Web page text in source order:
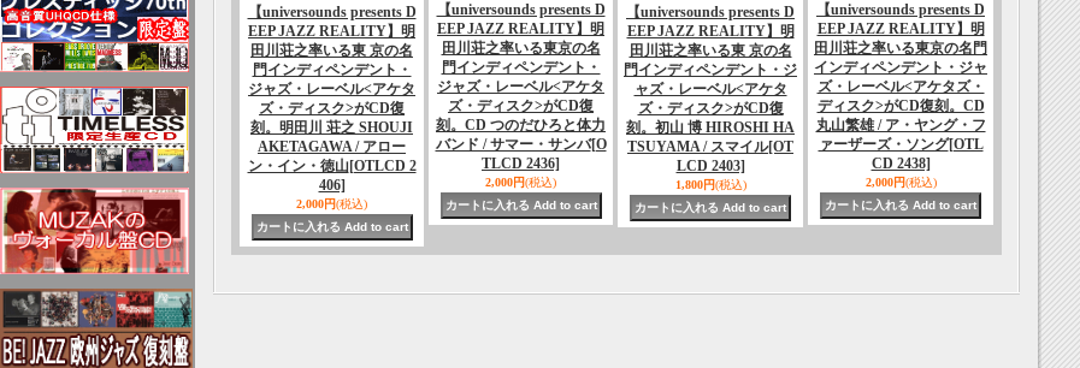
【universounds presents D
EEP JAZZ REALITY】明
田川荘之率いる東 京の名
門インディペンデント・
ジャズ・レーベル<アケタ
ズ・ディスク>がCD復
刻。明田川 荘之 SHOUJI
AKETAGAWA / アロー
ン・イン・徳山[OTLCD 2
406]
2,000円(税込)
【universounds presents D
EEP JAZZ REALITY】明
田川荘之率いる東京の名
門インディペンデント・
ジャズ・レーベル<アケタ
ズ・ディスク>がCD復
刻。CD つのだひろと体力
バンド / サマー・サンバ[O
TLCD 2436]
2,000円(税込)
【universounds presents D
EEP JAZZ REALITY】明
田川荘之率いる東 京の名
門インディペンデント・ジ
ャズ・レーベル<アケタ
ズ・ディスク>がCD復
刻。初山 博 HIROSHI HA
TSUYAMA / スマイル[OT
LCD 2403]
1,800円(税込)
【universounds presents D
EEP JAZZ REALITY】明
田川荘之率いる東京の名門
インディペンデント・ジャ
ズ・レーベル<アケタズ・
ディスク>がCD復刻。CD
丸山繁雄 / ア・ヤング・フ
ァーザーズ・ソング[OTL
CD 2438]
2,000円(税込)